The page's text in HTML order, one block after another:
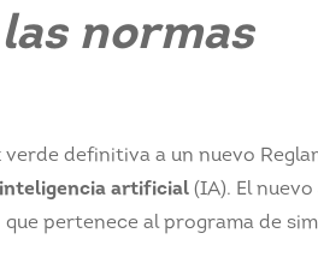
normas
verde definitiva a un nuevo
inteligencia artificial (IA). El
que pertenece al programa de